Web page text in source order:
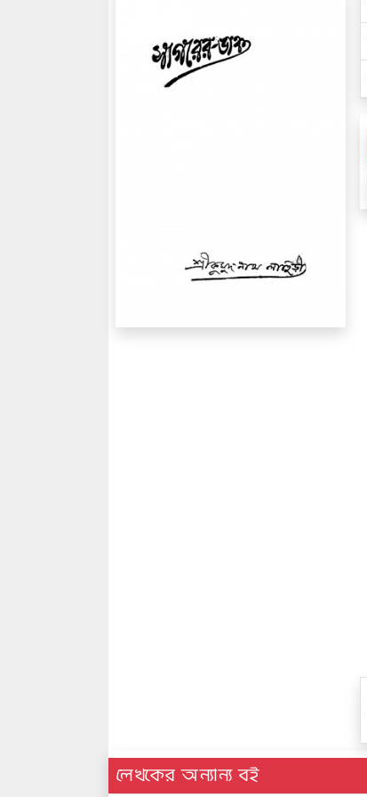
লেখকের অন্যান্য বই